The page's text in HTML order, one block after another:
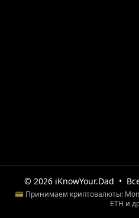
© 2026 iKnowYour.Dad •
💳 Принимаем криптовалюты:
ETH и